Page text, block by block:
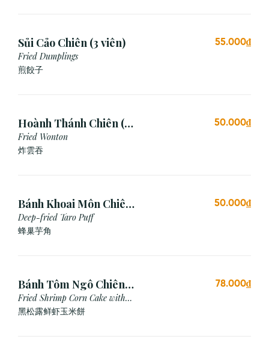
Sủi Cảo Chiên (3 viên)
Fried Dumplings
煎餃子
55.000₫
Hoành Thánh Chiên (3
viên)
Fried Wonton
炸雲吞
50.000₫
Bánh Khoai Môn Chiên
Xù (3 viên)
Deep-fried Taro Puff
蜂巢芋角
50.000₫
Bánh Tôm Ngô Chiên
Nấm Truffle (3 viên)
Fried Shrimp Corn Cake with
Truffle
黑松露鲜虾玉米餅
78.000₫